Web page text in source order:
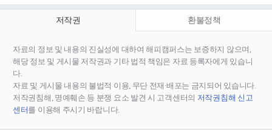
저작권 환불정책
자료의 정보 및 내용의 진실성에 대하여 해피캠퍼스는 보증하지 않으며,
해당 정보 및 게시물 저작권과 기타 법적 책임은 자료 등록자에게 있습니
다.
자료 및 게시물 내용의 불법적 이용, 무단 전재∙배포는 금지되어 있습니다.
저작권침해, 명예훼손 등 분쟁 요소 발견 시 고객센터의 저작권침해 신고
센터를 이용해 주시기 바랍니다.